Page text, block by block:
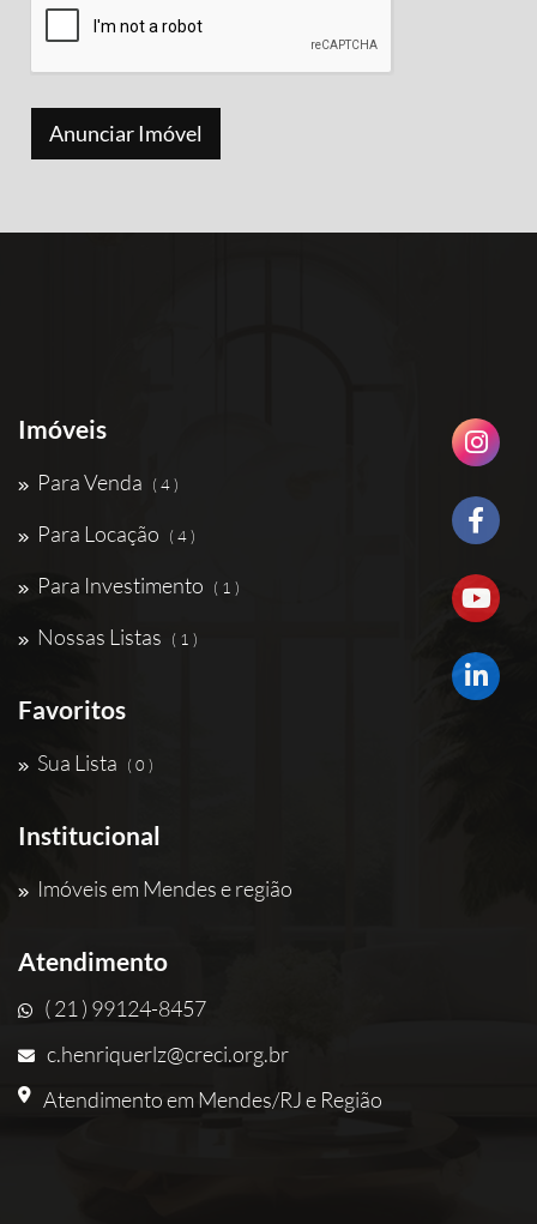
Imóveis
Para Venda ( 4 )
Para Locação ( 4 )
Para Investimento ( 1 )
Nossas Listas ( 1 )
Favoritos
Sua Lista ( 0 )
Institucional
Imóveis em Mendes e região
Atendimento
( 21 ) 99124-8457
c.henriquerlz@creci.org.br
Atendimento em Mendes/RJ e Região